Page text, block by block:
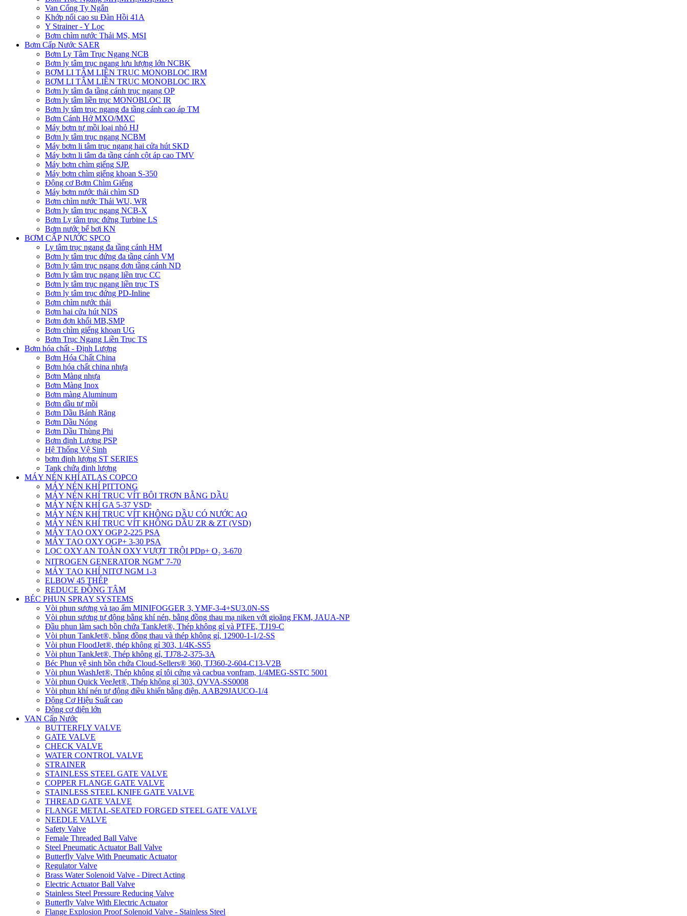
Van Cổng Ty Ngắn
Khớp nối cao su Đàn Hồi 41A
Y Strainer - Y Lọc
Bơm chìm nước Thải MS, MSI
Bơm Cấp Nước SAER
Bơm Ly Tâm Trục Ngang NCB
Bơm ly tâm trục ngang lưu lượng lớn NCBK
BƠM LI TÂM LIỀN TRỤC MONOBLOC IRM
BƠM LI TÂM LIỀN TRỤC MONOBLOC IRX
Bơm ly tâm đa tầng cánh trục ngang OP
Bơm ly tâm liền trục MONOBLOC IR
Bơm ly tâm trục ngang đa tầng cánh cao áp TM
Bơm Cánh Hở MXO/MXC
Máy bơm tự mồi loại nhỏ HJ
Bơm ly tâm trục ngang NCBM
Máy bơm li tâm trục ngang hai cửa hút SKD
​Máy bơm li tâm đa tầng cánh cột áp cao TMV
Máy bơm chìm giếng SJP.
Máy bơm chìm giếng khoan S-350
Động cơ Bơm Chìm Giếng
​Máy bơm nước thải chìm SD
Bơm chìm nước Thải WU, WR
Bơm ly tâm trục ngang NCB-X
Bơm Ly tâm trục đứng Turbine LS
Bơm nước bể bơi KN
BƠM CẤP NƯỚC SPCO
Ly tâm trục ngang đa tầng cánh HM
Bơm ly tâm trục đứng đa tầng cánh VM
Bơm ly tâm trục ngang đơn tầng cánh ND
Bơm ly tâm trục ngang liền trục CC
Bơm ly tâm trục ngang liền trục TS
Bơm ly tâm trục đứng PD-Inline
Bơm chìm nước thải
Bơm hai cửa hút NDS
Bơm đơn khối MB,SMP
Bơm chìm giếng khoan UG
Bơm Trục Ngang Liền Trục TS
Bơm hóa chất - Định Lượng
Bơm Hóa Chất China
Bơm hóa chất china nhựa
Bơm Màng nhựa
Bơm Màng Inox
Bơm màng Aluminum
Bơm dầu tự mồi
Bơm Dầu Bánh Răng
Bơm Dầu Nóng
Bơm Dầu Thùng Phi
Bơm định Lượng PSP
Hệ Thống Vệ Sinh
bơm định lượng ST SERIES
Tank chứa đinh lượng
MÁY NÉN KHÍ ATLAS COPCO
MÁY NÉN KHÍ PITTONG
MÁY NÉN KHÍ TRỤC VÍT BÔI TRƠN BẰNG DẦU
MÁY NÉN KHÍ GA 5-37 VSDˢ
MÁY NÉN KHÍ TRỤC VÍT KHÔNG DẦU CÓ NƯỚC AQ
MÁY NÉN KHÍ TRỤC VÍT KHÔNG DẦU ZR & ZT (VSD)
MÁY TẠO OXY OGP 2-225 PSA
MÁY TẠO OXY OGP+ 3-30 PSA
LỌC OXY AN TOÀN OXY VƯỢT TRỘI PDp+ O₂ 3-670
NITROGEN GENERATOR NGM⁺ 7-70
MÁY TẠO KHÍ NITƠ NGM 1-3
ELBOW 45 THÉP
REDUCE ĐỒNG TÂM
BÉC PHUN SPRAY SYSTEMS
Vòi phun sương và tạo ẩm MINIFOGGER 3, YMF-3-4+SU3.0N-SS
Vòi phun sương tự động bằng khí nén, bằng đồng thau mạ niken với gioăng FKM, JAUA-NP
Đầu phun làm sạch bồn chứa TankJet®, Thép không gỉ và PTFE, TJ19-C
Vòi phun TankJet®, bằng đồng thau và thép không gỉ, 12900-1-1/2-SS
Vòi phun FloodJet®, thép không gỉ 303, 1/4K-SS5
Vòi phun TankJet®, Thép không gỉ, TJ78-2-375-3A
Béc Phun vệ sinh bồn chứa Cloud-Sellers® 360, TJ360-2-604-C13-V2B
Vòi phun WashJet®, Thép không gỉ tôi cứng và cacbua vonfram, 1/4MEG-SSTC 5001
Vòi phun Quick VeeJet®, Thép không gỉ 303, QVVA-SS0008
Vòi phun khí nén tự động điều khiển bằng điện, AAB29JAUCO-1/4
Động Cơ Hiệu Suất cao
Động cơ điện lớn
VAN Cấp Nước
BUTTERFLY VALVE
GATE VALVE
CHECK VALVE
WATER CONTROL VALVE
STRAINER
STAINLESS STEEL GATE VALVE
COPPER FLANGE GATE VALVE
STAINLESS STEEL KNIFE GATE VALVE
THREAD GATE VALVE
FLANGE METAL-SEATED FORGED STEEL GATE VALVE
NEEDLE VALVE
Safety Valve
Female Threaded Ball Valve
Steel Pneumatic Actuator Ball Valve
Butterfly Valve With Pneumatic Actuator
Regulator Valve
Brass Water Solenoid Valve - Direct Acting
Electric Actuator Ball Valve
Stainless Steel Pressure Reducing Valve
Butterfly Valve With Electric Actuator
Flange Explosion Proof Solenoid Valve - Stainless Steel